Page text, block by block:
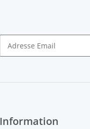
Information